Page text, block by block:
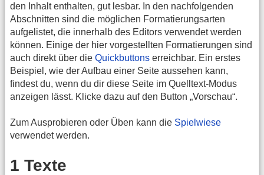
den Inhalt enthalten, gut lesbar. In den nachfolgenden
Abschnitten sind die möglichen Formatierungsarten
aufgelistet, die innerhalb des Editors verwendet werden
können. Einige der hier vorgestellten Formatierungen sind
auch direkt über die Quickbuttons erreichbar. Ein erstes
Beispiel, wie der Aufbau einer Seite aussehen kann,
findest du, wenn du dir diese Seite im Quelltext-Modus
anzeigen lässt. Klicke dazu auf den Button „Vorschau“.
Zum Ausprobieren oder Üben kann die Spielwiese
verwendet werden.
1 Texte